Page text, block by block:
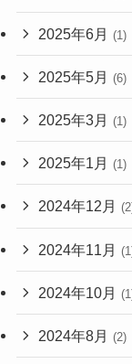
2025年6月 (1)
2025年5月 (6)
2025年3月 (1)
2025年1月 (1)
2024年12月
2024年11月
2024年10月
2024年8月 (2)